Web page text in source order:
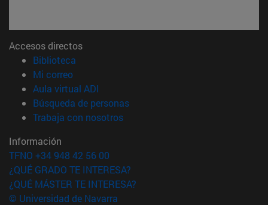
Accesos directos
Biblioteca
Mi correo(abre en nueva ventana)
Aula virtual ADI
Búsqueda de personas(abre en nueva ventana)
Trabaja con nosotros(abre en nueva ventana)
Información
TFNO +34 948 42 56 00
¿QUÉ GRADO TE INTERESA?
¿QUÉ MÁSTER TE INTERESA?
© Universidad de Navarra